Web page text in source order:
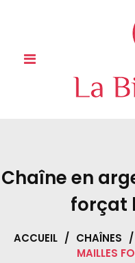
Chaîne en
forçat
ACCUEIL / CHAÎNES /
MAILLES